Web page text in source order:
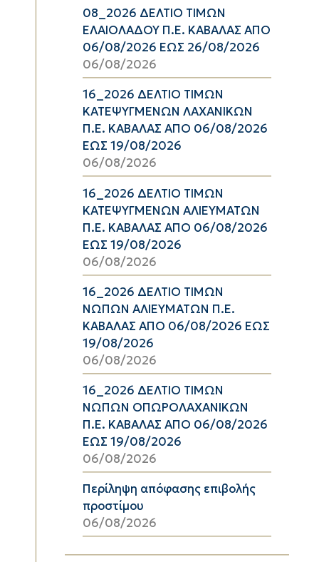
08_2026 ΔΕΛΤΙΟ ΤΙΜΩΝ
ΕΛΑΙΟΛΑΔΟΥ Π.Ε. ΚΑΒΑΛΑΣ ΑΠΟ
06/08/2026 ΕΩΣ 26/08/2026
06/08/2026
16_2026 ΔΕΛΤΙΟ ΤΙΜΩΝ
ΚΑΤΕΨΥΓΜΕΝΩΝ ΛΑΧΑΝΙΚΩΝ
Π.Ε. ΚΑΒΑΛΑΣ ΑΠΟ 06/08/2026
ΕΩΣ 19/08/2026
06/08/2026
16_2026 ΔΕΛΤΙΟ ΤΙΜΩΝ
ΚΑΤΕΨΥΓΜΕΝΩΝ ΑΛΙΕΥΜΑΤΩΝ
Π.Ε. ΚΑΒΑΛΑΣ ΑΠΟ 06/08/2026
ΕΩΣ 19/08/2026
06/08/2026
16_2026 ΔΕΛΤΙΟ ΤΙΜΩΝ
ΝΩΠΩΝ ΑΛΙΕΥΜΑΤΩΝ Π.Ε.
ΚΑΒΑΛΑΣ ΑΠΟ 06/08/2026 ΕΩΣ
19/08/2026
06/08/2026
16_2026 ΔΕΛΤΙΟ ΤΙΜΩΝ
ΝΩΠΩΝ ΟΠΩΡΟΛΑΧΑΝΙΚΩΝ
Π.Ε. ΚΑΒΑΛΑΣ ΑΠΟ 06/08/2026
ΕΩΣ 19/08/2026
06/08/2026
Περίληψη απόφασης επιβολής
προστίμου
06/08/2026